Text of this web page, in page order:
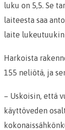
luku on 5,5. Se
laiteesta saa
laite
Harkoista
155 neliötä, ja
– Uskoisin, että
käyttöveden